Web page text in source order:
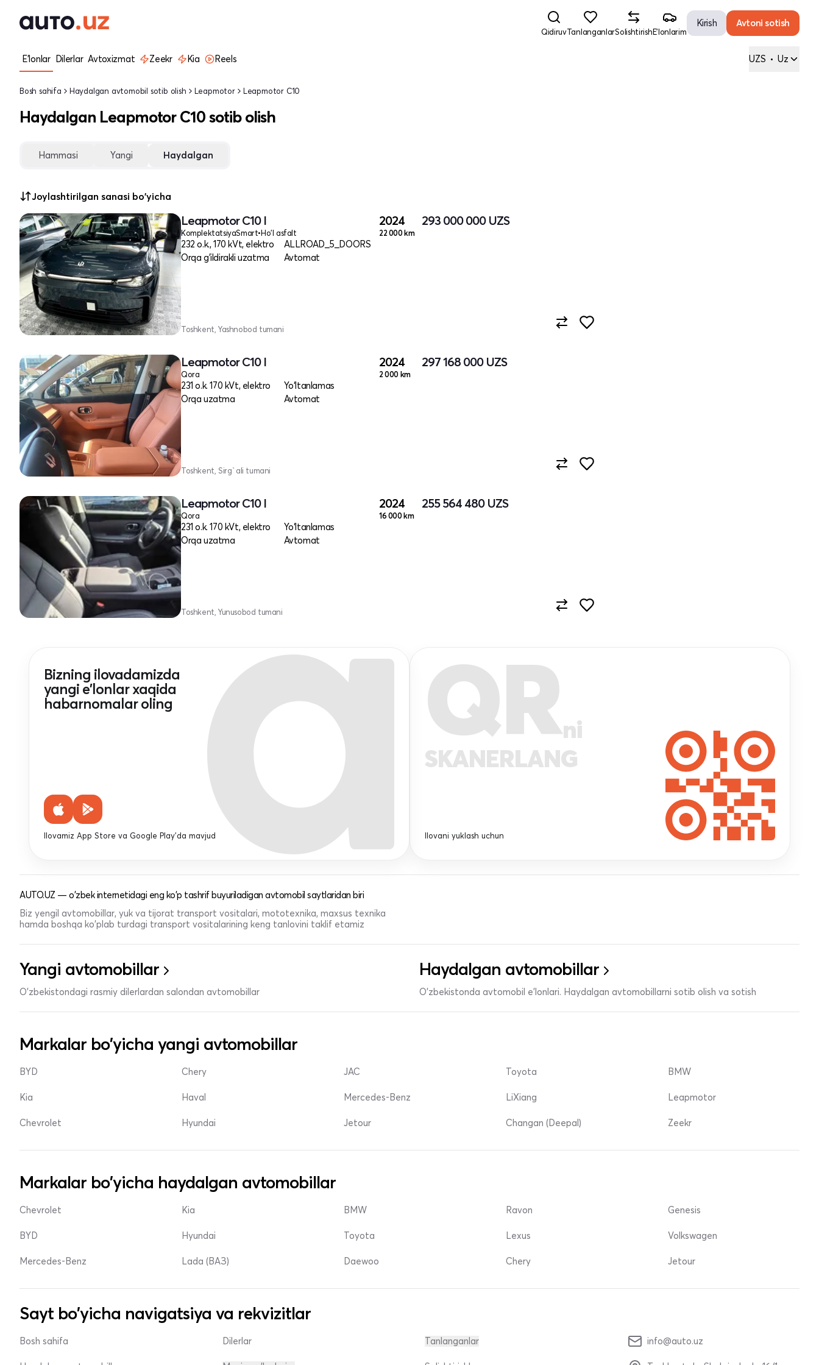
QidiruvTanlanganlarSolishtirishE'lonlarim
Kirish Avtoni sotish
E'lonlar Dilerlar Avtoxizmat Zeekr Kia Reels UZS • Uz
Bosh sahifa Haydalgan avtomobil sotib olish Leapmotor Leapmotor C10
Haydalgan Leapmotor C10 sotib olish
Hammasi Yangi Haydalgan
Joylashtirilgan sanasi bo'yicha
Leapmotor C10 I
KomplektatsiyaSmart•Ho'l asfalt
232 o.k., 170 kVt, elektro
ALLROAD_5_DOORS
Orqa g'ildirakli uzatma
Avtomat
2024
22 000 km
293 000 000 UZS
Toshkent, Yashnobod tumani
Leapmotor C10 I
Qora
231 o.k. 170 kVt, elektro
Yo‘ltanlamas
Orqa uzatma
Avtomat
2024
2 000 km
297 168 000 UZS
Toshkent, Sirg`ali tumani
Leapmotor C10 I
Qora
231 o.k. 170 kVt, elektro
Yo‘ltanlamas
Orqa uzatma
Avtomat
2024
16 000 km
255 564 480 UZS
Toshkent, Yunusobod tumani
Bizning ilovadamizda
yangi e'lonlar xaqida
habarnomalar oling
Ilovamiz App Store va Google Play'da mavjud
QRni
SKANERLANG
Ilovani yuklash uchun
AUTO.UZ — o'zbek internetidagi eng ko'p tashrif buyuriladigan avtomobil saytlaridan biri
Biz yengil avtomobillar, yuk va tijorat transport vositalari, mototexnika, maxsus texnika
hamda boshqa ko'plab turdagi transport vositalarining keng tanlovini taklif etamiz
Yangi avtomobillar
O'zbekistondagi rasmiy dilerlardan salondan avtomobillar
Haydalgan avtomobillar
O'zbekistonda avtomobil e’lonlari. Haydalgan avtomobillarni sotib olish va sotish
Markalar bo'yicha yangi avtomobillar
BYD
Kia
Chevrolet
Chery
Haval
Hyundai
JAC
Mercedes-Benz
Jetour
Toyota
LiXiang
Changan (Deepal)
BMW
Leapmotor
Zeekr
Markalar bo'yicha haydalgan avtomobillar
Chevrolet
BYD
Mercedes-Benz
Kia
Hyundai
Lada (ВАЗ)
BMW
Toyota
Daewoo
Ravon
Lexus
Chery
Genesis
Volkswagen
Jetour
Sayt bo'yicha navigatsiya va rekvizitlar
Bosh sahifa Dilerlar Tanlanganlar info@auto.uz